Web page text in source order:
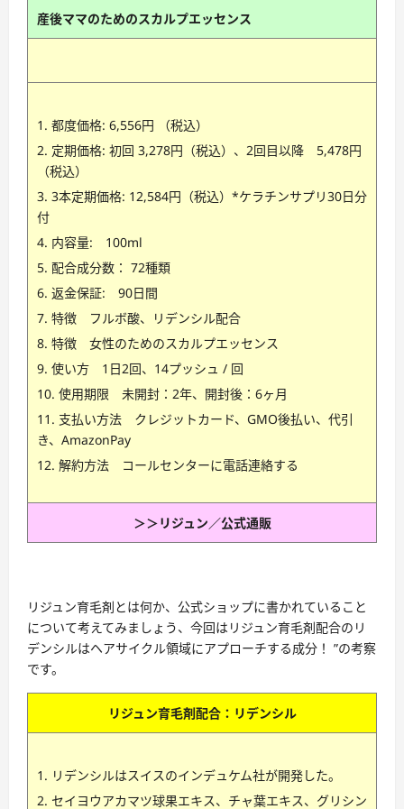
産後ママのためのスカルプエッセンス
都度価格: 6,556円 （税込）
定期価格: 初回 3,278円（税込）、2回目以降 5,478円
（税込）
3本定期価格: 12,584円（税込）*ケラチンサプリ30日分
付
内容量: 100ml
配合成分数： 72種類
返金保証: 90日間
特徴 フルボ酸、リデンシル配合
特徴 女性のためのスカルプエッセンス
使い方 1日2回、14プッシュ / 回
使用期限 未開封：2年、開封後：6ヶ月
支払い方法 クレジットカード、GMO後払い、代引
き、AmazonPay
解約方法 コールセンターに電話連絡する
＞＞リジュン／公式通販
リジュン育毛剤とは何か、公式ショップに書かれていること
について考えてみましょう、今回はリジュン育毛剤配合のリ
デンシルはヘアサイクル領域にアプローチする成分！ ”の考察
です。
リジュン育毛剤配合：リデンシル
リデンシルはスイスのインデュケム社が開発した。
セイヨウアカマツ球果エキス、チャ葉エキス、グリシン